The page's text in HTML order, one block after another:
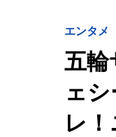
エンタメ
五輪
ェ
レ！